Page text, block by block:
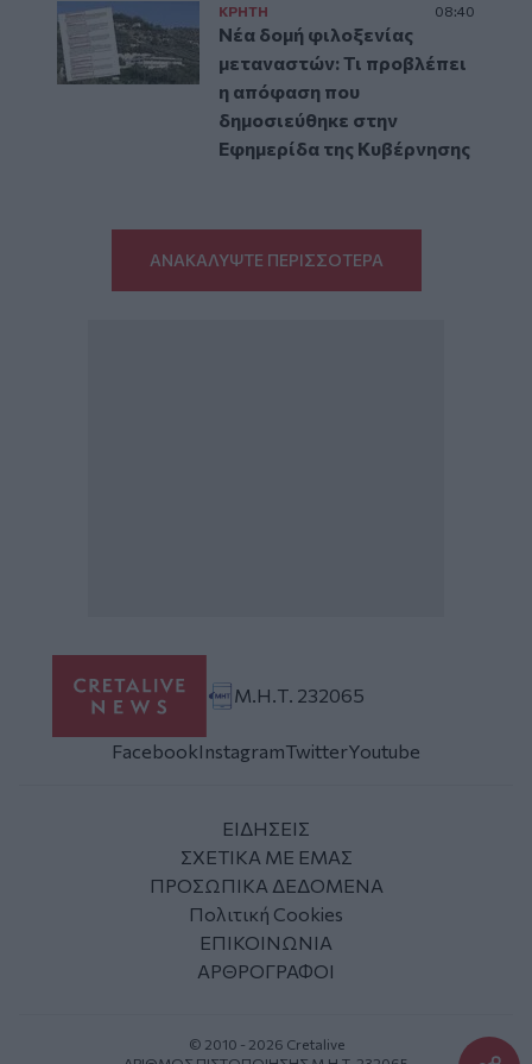
ΚΡΗΤΗ 08:40
Νέα δομή φιλοξενίας
μεταναστών: Τι προβλέπει
η απόφαση που
δημοσιεύθηκε στην
Εφημερίδα της Κυβέρνησης
ΑΝΑΚΑΛΥΨΤΕ ΠΕΡΙΣΣΟΤΕΡΑ
Μ.Η.Τ. 232065
FacebookInstagramTwitterYoutube
ΕΙΔΗΣΕΙΣ
ΣΧΕΤΙΚΑ ΜΕ ΕΜΑΣ
ΠΡΟΣΩΠΙΚΑ ΔΕΔΟΜΕΝΑ
Πολιτική Cookies
ΕΠΙΚΟΙΝΩΝΙΑ
ΑΡΘΡΟΓΡΑΦΟΙ
© 2010 - 2026 Cretalive